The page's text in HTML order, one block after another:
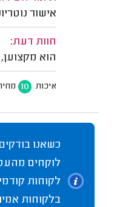
אישור
חוות דעת:
הוא מקצוען,
איכות 10
כשאנו
לוקחים
לקוחות
בלקוחות